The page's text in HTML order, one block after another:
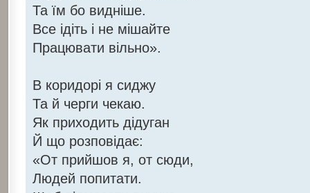
Та їм бо видніше.
Все ідіть і не мішайте
Працювати вільно».
В коридорі я сиджу
Та й черги чекаю.
Як приходить дідуган
Й що розповідає:
«От прийшов я, от сюди,
Людей попитати.